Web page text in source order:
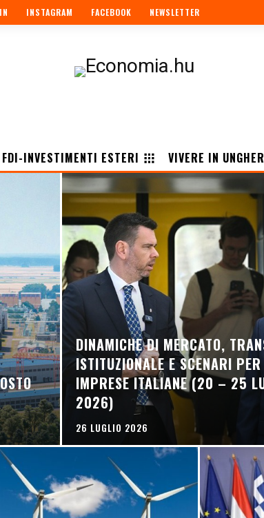
INSTAGRAM FACEBOOK NEWSLETTER
FDI-INVESTIMENTI ESTERI VIVERE IN
DINAMICHE DI MERCATO,
ISTITUZIONALE E SCENARI
IMPRESE ITALIANE (20 – 25
2026)
26 LUGLIO 2026